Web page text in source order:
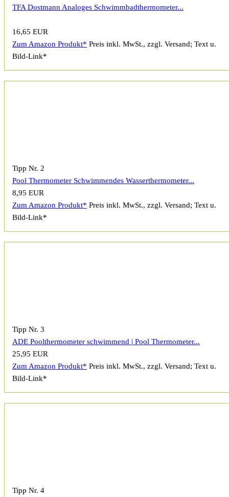
TFA Dostmann Analoges Schwimmbadthermometer...
16,65 EUR
Zum Amazon Produkt* Preis inkl. MwSt., zzgl. Versand; Text u.
Bild-Link*
Tipp Nr. 2
Pool Thermometer Schwimmendes Wasserthermometer...
8,95 EUR
Zum Amazon Produkt* Preis inkl. MwSt., zzgl. Versand; Text u.
Bild-Link*
Tipp Nr. 3
ADE Poolthermometer schwimmend | Pool Thermometer...
25,95 EUR
Zum Amazon Produkt* Preis inkl. MwSt., zzgl. Versand; Text u.
Bild-Link*
Tipp Nr. 4